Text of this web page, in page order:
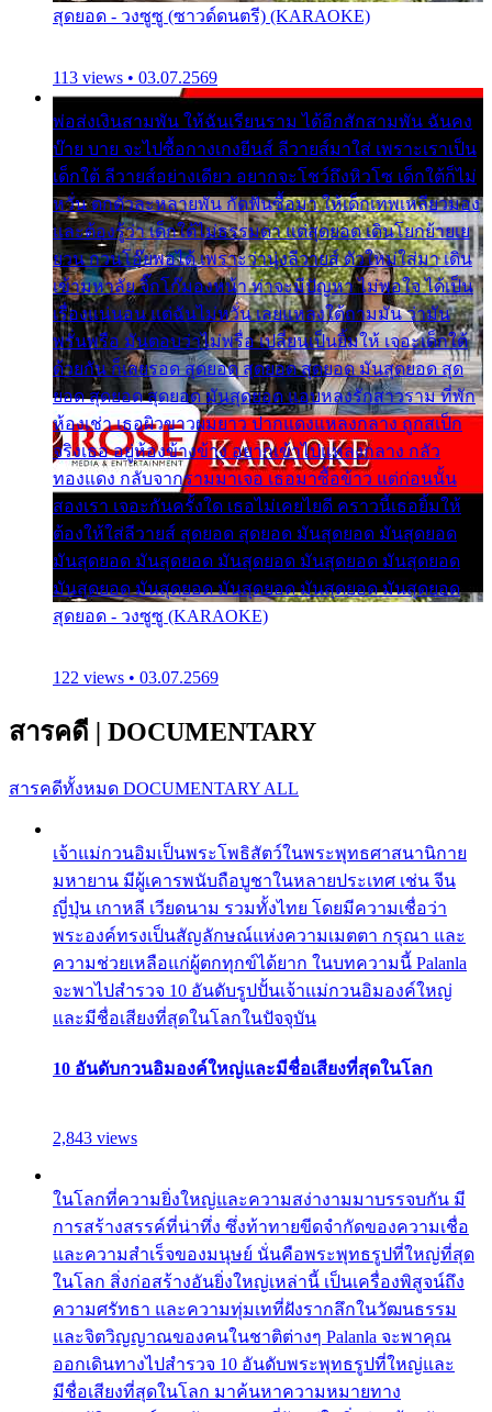
สุดยอด - วงซูซู (ซาวด์ดนตรี) (KARAOKE)
113 views • 03.07.2569
พ่อส่งเงินสามพัน ให้ฉันเรียนราม ได้อีกสักสามพัน ฉันคง
บ๊าย บาย จะไปซื้อกางเกงยีนส์ ลีวายส์มาใส่ เพราะเราเป็น
เด็กใต้ ลีวายส์อย่างเดียว อยากจะโชว์ถึงหิวโซ เด็กใต้ก็ไม่
หวั่น ตกตัวละหลายพัน กัดฟันซื้อมา ให้เด็กเทพเหลียวมอง
และต้องรู้ว่า เด็กใต้ไม่ธรรมดา แต่สุดยอด เดินโยกย้ายเย
ยวน กวนโอ๊ยพอได้ เพราะว่านุ่งลีวายส์ ตัวใหม่ใส่มา เดิน
เข้ามหาลัย จิ๊กโก๊มองหน้า ท่าจะมีปัญหา ไม่พอใจ ได้เป็น
เรื่องแน่นอน แต่ฉันไม่หวั่น เลยแหลงใต้ถามมัน ว่ามัน
พรั่นพรือ มันตอบว่าไม่พรื่อ เปลี่ยนเป็นยิ้มให้ เจอะเด็กใต้
ด้วยกัน ก็เลยรอด สุดยอด สุดยอด สุดยอด มันสุดยอด สุด
ยอด สุดยอด สุดยอด มันสุดยอด แอบหลงรักสาวราม ที่พัก
ห้องเช่า เธอผิวขาวผมยาว ปากแดงแหลงกลาง ถูกสเป็ก
จริงเธอ อยู่ห้องข้างข้าง อยากเข้าไปแหลงกลาง กลัว
ทองแดง กลับจากรามมาเจอ เธอมาซื้อข้าว แต่ก่อนนั้น
สองเรา เจอะกันครั้งใด เธอไม่เคยไยดี คราวนี้เธอยิ้มให้
ต้องให้ใส่ลีวายส์ สุดยอด สุดยอด มันสุดยอด มันสุดยอด
มันสุดยอด มันสุดยอด มันสุดยอด มันสุดยอด มันสุดยอด
มันสุดยอด มันสุดยอด มันสุดยอด มันสุดยอด มันสุดยอด
สุดยอด - วงซูซู (KARAOKE)
122 views • 03.07.2569
สารคดี | DOCUMENTARY
สารคดีทั้งหมด DOCUMENTARY ALL
เจ้าแม่กวนอิมเป็นพระโพธิสัตว์ในพระพุทธศาสนานิกาย
มหายาน มีผู้เคารพนับถือบูชาในหลายประเทศ เช่น จีน
ญี่ปุ่น เกาหลี เวียดนาม รวมทั้งไทย โดยมีความเชื่อว่า
พระองค์ทรงเป็นสัญลักษณ์แห่งความเมตตา กรุณา และ
ความช่วยเหลือแก่ผู้ตกทุกข์ได้ยาก ในบทความนี้ Palanla
จะพาไปสำรวจ 10 อันดับรูปปั้นเจ้าแม่กวนอิมองค์ใหญ่
และมีชื่อเสียงที่สุดในโลกในปัจจุบัน
10 อันดับกวนอิมองค์ใหญ่และมีชื่อเสียงที่สุดในโลก
2,843 views
ในโลกที่ความยิ่งใหญ่และความสง่างามมาบรรจบกัน มี
การสร้างสรรค์ที่น่าทึ่ง ซึ่งท้าทายขีดจำกัดของความเชื่อ
และความสำเร็จของมนุษย์ นั่นคือพระพุทธรูปที่ใหญ่ที่สุด
ในโลก สิ่งก่อสร้างอันยิ่งใหญ่เหล่านี้ เป็นเครื่องพิสูจน์ถึง
ความศรัทธา และความทุ่มเทที่ฝังรากลึกในวัฒนธรรม
และจิตวิญญาณของคนในชาติต่างๆ Palanla จะพาคุณ
ออกเดินทางไปสำรวจ 10 อันดับพระพุทธรูปที่ใหญ่และ
มีชื่อเสียงที่สุดในโลก มาค้นหาความหมายทาง